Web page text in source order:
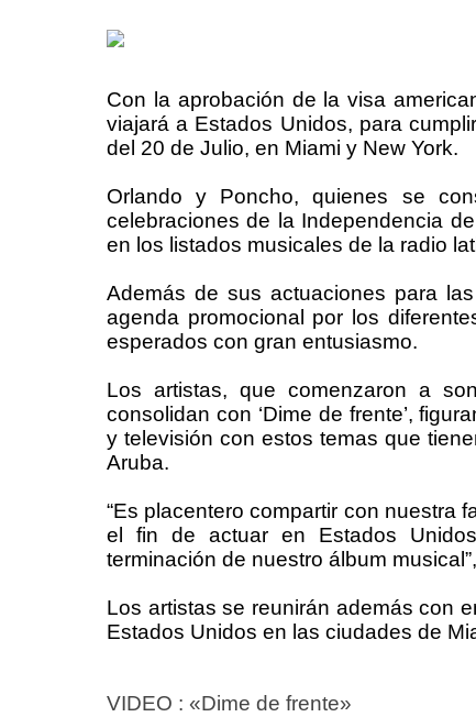
Con la aprobación de la visa
viajará a Estados Unidos, para
del 20 de Julio, en Miami y New York.
Orlando y Poncho, quienes se
celebraciones de la Independencia
en los listados musicales de la radio
Además de sus actuaciones para
agenda promocional por los
esperados con gran entusiasmo.
Los artistas, que comenzaron a
consolidan con ‘Dime de frente’,
y televisión con estos temas que
Aruba.
“Es placentero compartir con nuestra
el fin de actuar en Estados
terminación de nuestro álbum
Los artistas se reunirán además con
Estados Unidos en las ciudades de
VIDEO : «Dime de frente»